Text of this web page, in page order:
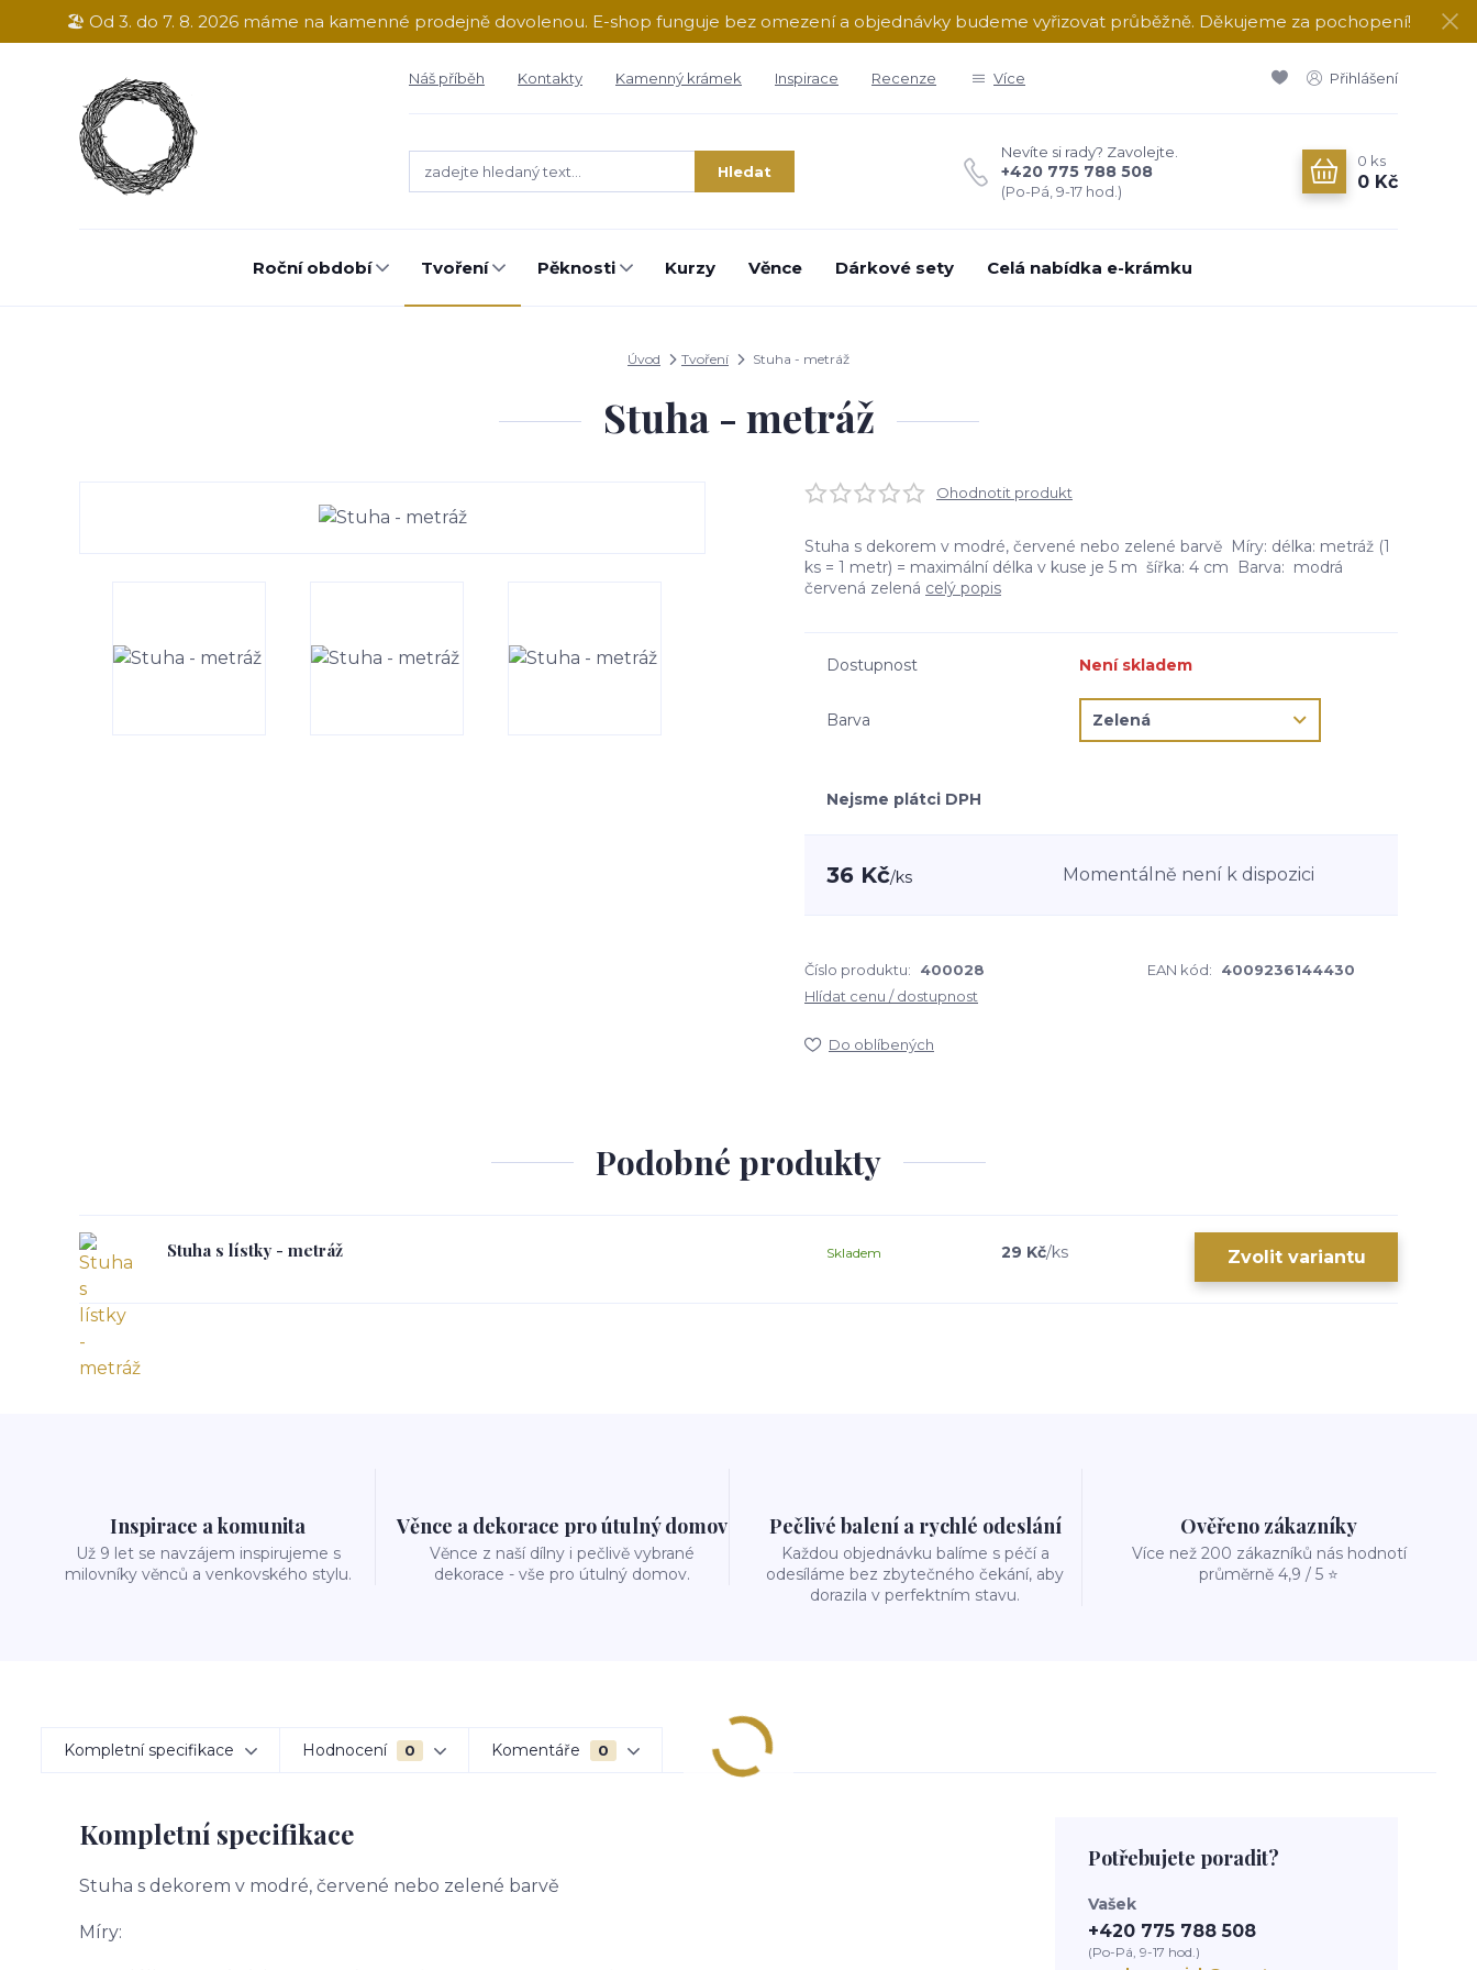
🏖️ Od 3. do 7. 8. 2026 máme na kamenné prodejně dovolenou. E-shop funguje bez omezení a objednávky budeme vyřizovat průběžně. Děkujeme za pochopení!
Náš příběh Kontakty Kamenný krámek Inspirace Recenze Více Přihlášení
Hledat
Nevíte si rady? Zavolejte.
+420 775 788 508
(Po-Pá, 9-17 hod.)
0 ks
0 Kč
Roční období Tvoření Pěknosti Kurzy Věnce Dárkové sety Celá nabídka e-krámku
Úvod Tvoření Stuha - metráž
Stuha - metráž
Ohodnotit produkt
Stuha s dekorem v modré, červené nebo zelené barvě Míry: délka: metráž (1
ks = 1 metr) = maximální délka v kuse je 5 m šířka: 4 cm Barva: modrá
červená zelená celý popis
Dostupnost Není skladem
Barva
Nejsme plátci DPH
36 Kč/ks Momentálně není k dispozici
Číslo produktu: 400028 EAN kód:
4009236144430
Hlídat cenu / dostupnost
Do oblíbených
Podobné produkty
Stuha s lístky - metráž 29 Kč/ks
Skladem Zvolit variantu
Inspirace a komunita
Už 9 let se navzájem inspirujeme s
milovníky věnců a venkovského stylu.
Věnce a dekorace pro útulný domov
Věnce z naší dílny i pečlivě vybrané
dekorace - vše pro útulný domov.
Pečlivé balení a rychlé odeslání
Každou objednávku balíme s péčí a
odesíláme bez zbytečného čekání, aby
dorazila v perfektním stavu.
Ověřeno zákazníky
Více než 200 zákazníků nás hodnotí
průměrně 4,9 / 5 ⭐
Kompletní specifikace Hodnocení 0 Komentáře 0
Kompletní specifikace
Stuha s dekorem v modré, červené nebo zelené barvě
Míry:
Potřebujete poradit?
Vašek
+420 775 788 508
(Po-Pá, 9-17 hod.)